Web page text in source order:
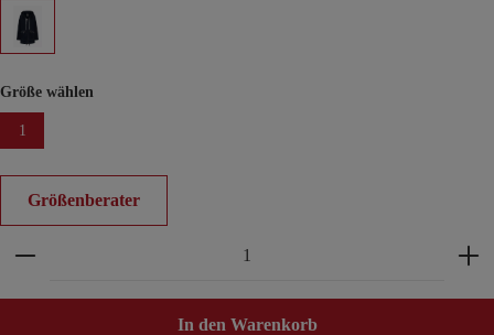
Größe wählen
1
Größenberater
Produkt Anzahl: Gib den gewünschten Wert ein
In den Warenkorb